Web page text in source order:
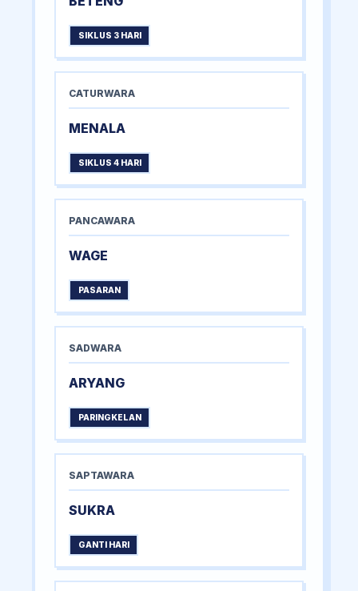
SIKLUS 3 HARI
CATURWARA
MENALA
SIKLUS 4 HARI
PANCAWARA
WAGE
PASARAN
SADWARA
ARYANG
PARINGKELAN
SAPTAWARA
SUKRA
GANTI HARI